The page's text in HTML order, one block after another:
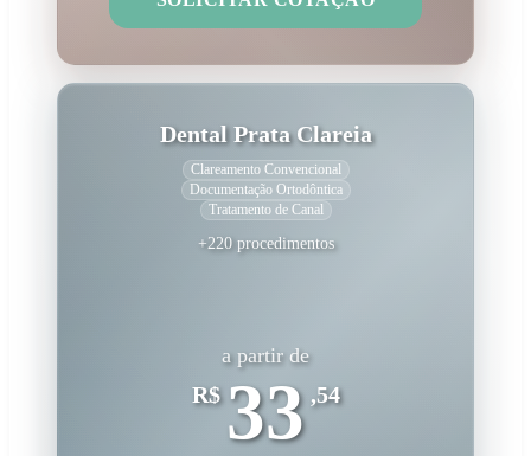
Dental Prata Clareia
Clareamento Convencional
Documentação Ortodôntica
Tratamento de Canal
+220 procedimentos
a partir de
R$ 33 ,54